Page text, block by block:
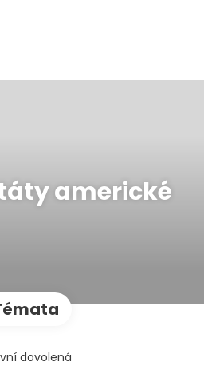
americké
dovolená